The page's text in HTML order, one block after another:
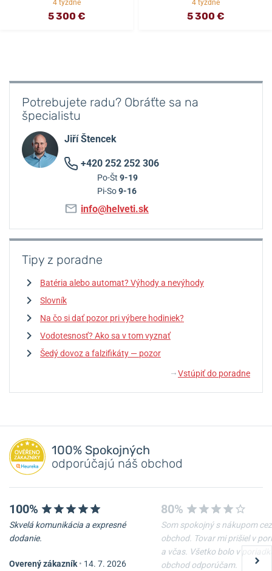
4 týždne
5 300 €
4 týždne
5 300 €
Potrebujete radu? Obráťte sa na
špecialistu
Jiří Štencek
+420 252 252 306
Po-Št 9-19
Pi-So9-16
info@helveti.sk
Tipy z poradne
Batéria alebo automat? Výhody a nevýhody
Slovník
Na čo si dať pozor pri výbere hodiniek?
Vodotesnosť? Ako sa v tom vyznať
Šedý dovoz a falzifikáty — pozor
↓ Vstúpiť do poradne
100% Spokojných
odporúčajú náš obchod
100%
Skvelá komunikácia a expresné
dodanie.
Overený zákazník • 14. 7. 2026
80%
Som spokojný s nákupom cez
obchod. Tovar mi prišiel v
a včas. Všetko bolo v
obchod odporúčam.